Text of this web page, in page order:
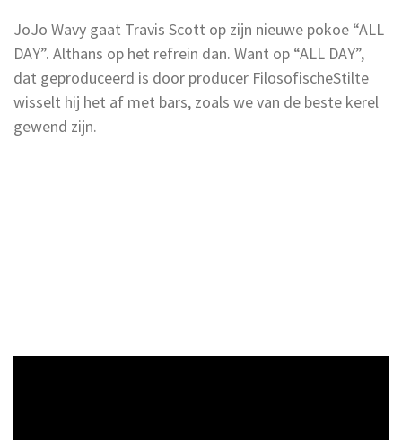
JoJo Wavy gaat Travis Scott op zijn nieuwe pokoe “ALL
DAY”. Althans op het refrein dan. Want op “ALL DAY”,
dat geproduceerd is door producer FilosofischeStilte
wisselt hij het af met bars, zoals we van de beste kerel
gewend zijn.